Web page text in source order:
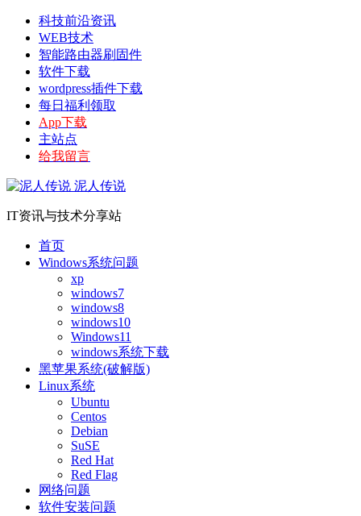
科技前沿资讯
WEB技术
智能路由器刷固件
软件下载
wordpress插件下载
每日福利领取
App下载
主站点
给我留言
泥人传说
IT资讯与技术分享站
首页
Windows系统问题
xp
windows7
windows8
windows10
Windows11
windows系统下载
黑苹果系统(破解版)
Linux系统
Ubuntu
Centos
Debian
SuSE
Red Hat
Red Flag
网络问题
软件安装问题